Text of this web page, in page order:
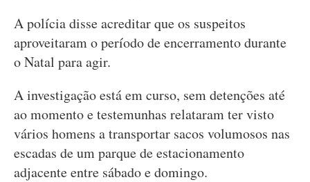
A polícia disse acreditar que os suspeitos
aproveitaram o período de encerramento durante
o Natal para agir.
A investigação está em curso, sem detenções até
ao momento e testemunhas relataram ter visto
vários homens a transportar sacos volumosos nas
escadas de um parque de estacionamento
adjacente entre sábado e domingo.